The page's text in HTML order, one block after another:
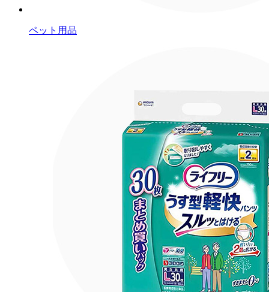
ペット用品